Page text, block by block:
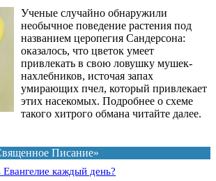
Ученые случайно обнаружили
необычное поведение растения под
названием церопегия Сандерсона:
оказалось, что цветок умеет
привлекать в свою ловушку мушек-
нахлебников, источая запах
умирающих пчел, который привлекает
этих насекомых. Подробнее о схеме
такого хитрого обмана читайте далее.
Писание»
Евангелие каждый день?